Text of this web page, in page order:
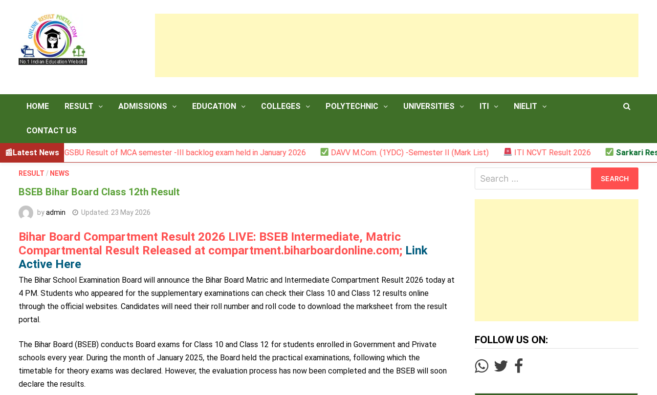
HOME RESULT ADMISSIONS EDUCATION COLLEGES POLYTECHNIC UNIVERSITIES ITI NIELIT
CONTACT US
Latest News
BGSBU Result of MCA semester -III backlog exam held in January 2026 DAVV M.Com. (1YDC) -Semester II (Mark List) ITI NCVT Result 2026 Sarkari Result –
RESULT / NEWS
BSEB Bihar Board Class 12th Result
byadmin Updated: 23 May 2026
Bihar Board Compartment Result 2026 LIVE: BSEB Intermediate, Matric
Compartmental Result Released at compartment.biharboardonline.com; Link
Active Here
The Bihar School Examination Board will announce the Bihar Board Matric and Intermediate Compartment Result 2026 today at
4 PM. Students who appeared for the supplementary examinations can check their Class 10 and Class 12 results online
through the official websites. Candidates will need their roll number and roll code to download the marksheet from the result
portal.
The Bihar Board (BSEB) conducts Board exams for Class 10 and Class 12 for students enrolled in Government and Private
schools every year. During the month of January 2025, the Board held the practical examinations, following which the
timetable for theory exams was declared. However, the evaluation process has now been completed and the BSEB will soon
declare the results.
for:
FOLLOW US ON: